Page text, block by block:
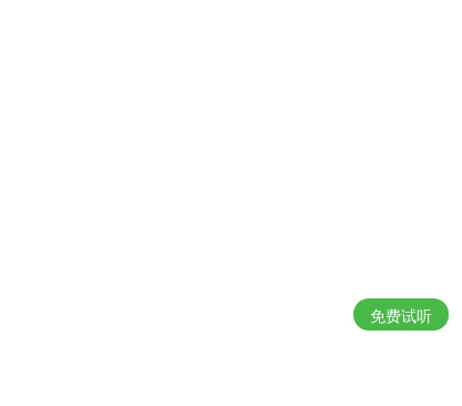
免费试听